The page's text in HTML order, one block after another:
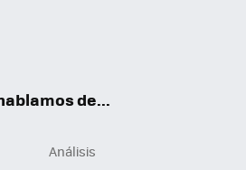
de...
Análisis